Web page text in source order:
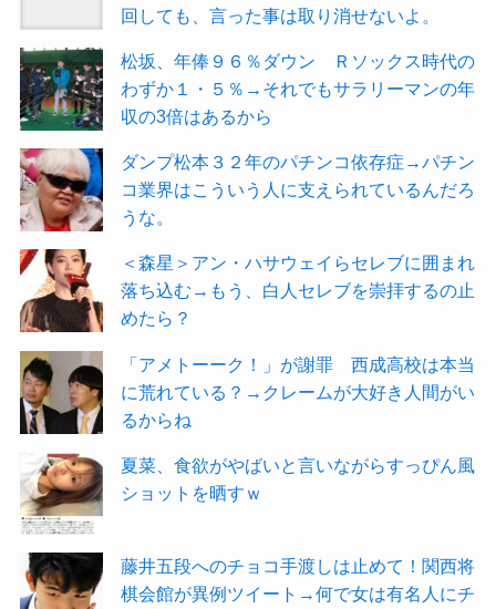
回しても、言った事は取り消せないよ。
松坂、年俸９６％ダウン Ｒソックス時代の
わずか１・５％→それでもサラリーマンの年
収の3倍はあるから
ダンプ松本３２年のパチンコ依存症→パチン
コ業界はこういう人に支えられているんだろ
うな。
＜森星＞アン・ハサウェイらセレブに囲まれ
落ち込む→もう、白人セレブを崇拝するの止
めたら？
「アメトーーク！」が謝罪 西成高校は本当
に荒れている？→クレームが大好き人間がい
るからね
夏菜、食欲がやばいと言いながらすっぴん風
ショットを晒すｗ
藤井五段へのチョコ手渡しは止めて！関西将
棋会館が異例ツイート→何で女は有名人にチ